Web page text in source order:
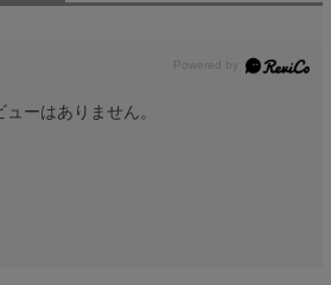
ューはありません。